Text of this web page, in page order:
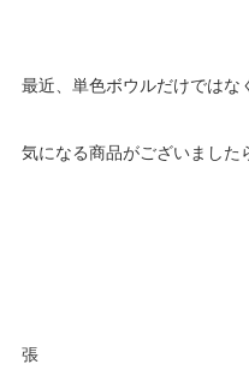
最近、単色ボウルだけではな
気になる商品がございました
張